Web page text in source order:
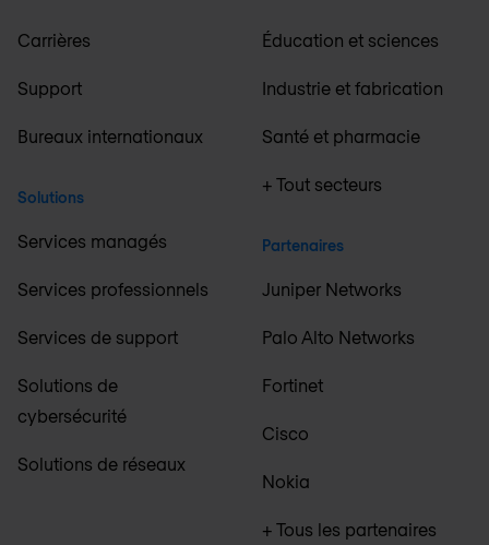
Carrières
Support
Bureaux internationaux
Solutions
Services managés
Services professionnels
Services de support
Solutions de
cybersécurité
Solutions de réseaux
Éducation et sciences
Industrie et fabrication
Santé et pharmacie
+ Tout secteurs
Partenaires
Juniper Networks
Palo Alto Networks
Fortinet
Cisco
Nokia
+ Tous les partenaires